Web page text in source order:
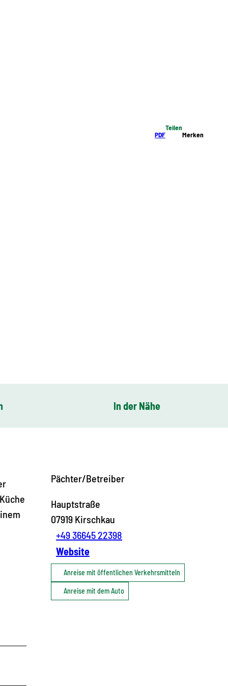
PDF
Teilen
Merken
In der Nähe
Pächter/Betreiber
Hauptstraße
07919 Kirschkau
+49 36645 22398
Website
Anreise mit öffentlichen Verkehrsmitteln
Anreise mit dem Auto